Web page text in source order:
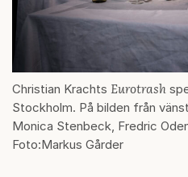
Christian Krachts Eurotrash
Stockholm. På bilden från
Monica Stenbeck, Fredric
Foto:Markus Gårder